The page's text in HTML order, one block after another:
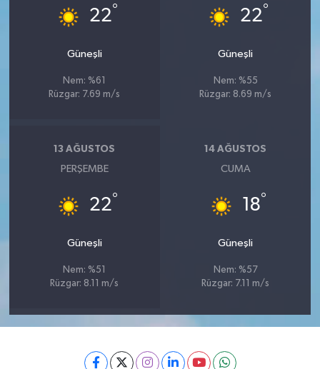
22°
Güneşli
Nem: %61
Rüzgar: 7.69 m/s
22°
Güneşli
Nem: %55
Rüzgar: 8.69 m/s
13 AĞUSTOS
PERŞEMBE
22°
Güneşli
Nem: %51
Rüzgar: 8.11 m/s
14 AĞUSTOS
CUMA
18°
Güneşli
Nem: %57
Rüzgar: 7.11 m/s